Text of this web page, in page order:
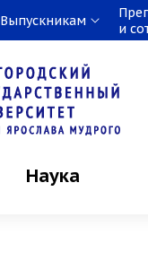
Выпускникам
и
Наука